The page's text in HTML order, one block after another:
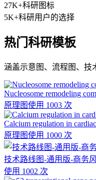
27K+科研图标
5K+科研用户的选择
热门科研模板
涵盖示意图、流程图、技
Nucleosome remodeling
原理图使用 1003 次
Calcium regulation in
原理图使用 1000 次
技术路线图-通用版-商务
使用 1002 次